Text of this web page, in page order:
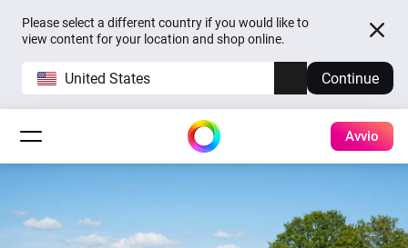
Please select a different country if you would like to
view content for your location and shop online.
United States Continue
Avvio